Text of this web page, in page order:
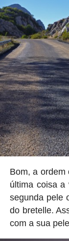
Bom, a ordem
última coisa a
segunda pele
do bretelle.
com a sua